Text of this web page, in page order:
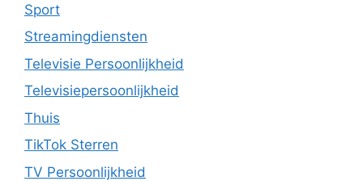
Sport
Streamingdiensten
Televisie Persoonlijkheid
Televisiepersoonlijkheid
Thuis
TikTok Sterren
TV Persoonlijkheid